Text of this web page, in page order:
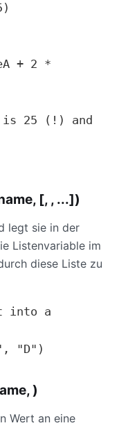
+ 2 *
is 25 (!) and
[, , ...])
legt sie in der
Listenvariable im
diese Liste zu
into a
)
Wert an eine